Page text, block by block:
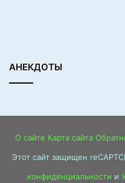
АНЕКДОТЫ
О сайте Карта сайта
Этот сайт защищен
конфиденциальности и